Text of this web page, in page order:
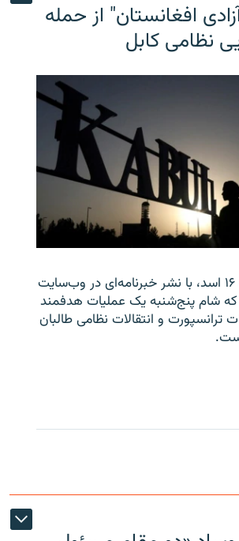
افغانستان" از حمله
نظامی کابل
این گروه روز جمعه، ۱۶ اسد، با نشر خبرنامه‌ای در وب‌سایت
شام پنج‌شنبه یک عملیات هدفمند
ترانسپورت و انتقالات نظامی طالبان